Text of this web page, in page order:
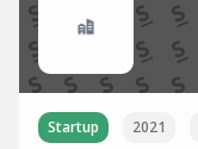
Startup 2021